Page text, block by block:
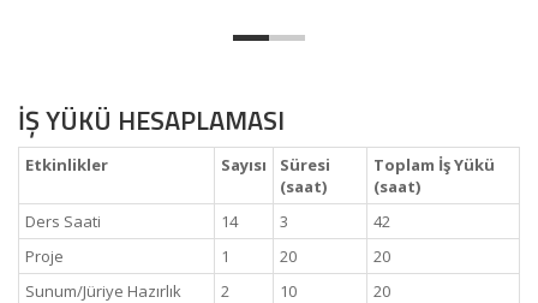
İŞ YÜKÜ HESAPLAMASI
Etkinlikler Sayısı
Süresi
(saat)
Toplam İş Yükü
(saat)
Ders Saati
14 3
42
Proje
1 20
20
Sunum/Jüriye Hazırlık
2 10
20